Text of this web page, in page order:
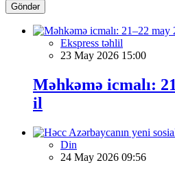
Göndər
Ekspress təhlil
23 May 2026 15:00
Məhkəmə icmalı:
il
Din
24 May 2026 09:56